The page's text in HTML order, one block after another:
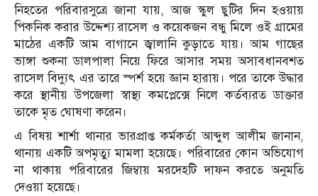
নিহতের পরিবারসুত্রে জানা যায়, আজ স্কুল ছুটির দিন হওয়ায়
পিকনিক করার উদ্দেশ্য রাসেল ও কয়েকজন বন্ধু মিলে ওই গ্রামের
মাঠের একটি আম বাগানে জ্বালানি কুড়াতে যায়। আম গাছের
ভাঙ্গা শুকনা ডালপালা নিয়ে ফিরে আসার সময় অসাবধানবশত
রাসেল বিদ্যুৎ এর তারে স্পর্শ হয়ে জ্ঞান হারায়। পরে তাকে উদ্ধার
করে স্থানীয় উপজেলা স্বাস্থ্য কমপ্লেক্সে নিলে কর্তব্যরত ডাক্তার
তাকে মৃত ঘোষণা করেন।
এ বিষয় শার্শা থানার ভারপ্রাপ্ত কর্মকর্তা আব্দুল আলীম জানান,
থানায় একটি অপমৃত্যু মামলা হয়েছে। পরিবারের কোন অভিযোগ
না থাকায় পরিবারের জিম্বায় মরদেহটি দাফন করতে অনুমতি
দেওয়া হয়েছে।